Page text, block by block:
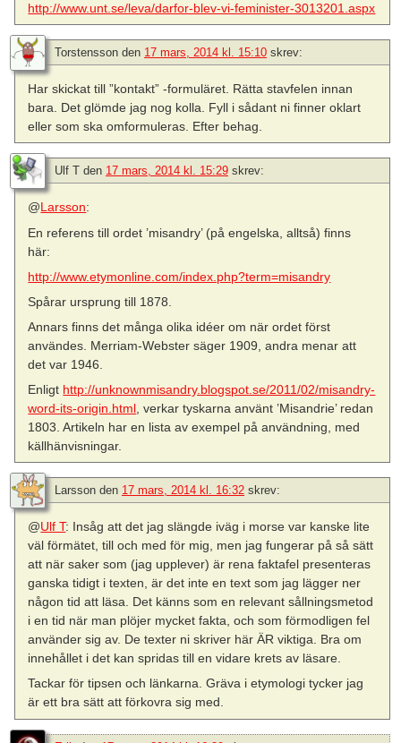
http://www.unt.se/leva/darfor-blev-vi-feminister-3013201.aspx
Torstensson den 17 mars, 2014 kl. 15:10 skrev:
Har skickat till ”kontakt” -formuläret. Rätta stavfelen innan
bara. Det glömde jag nog kolla. Fyll i sådant ni finner oklart
eller som ska omformuleras. Efter behag.
Ulf T den 17 mars, 2014 kl. 15:29 skrev:
@Larsson:
En referens till ordet ’misandry’ (på engelska, alltså) finns
här:
http://www.etymonline.com/index.php?term=misandry
Spårar ursprung till 1878.
Annars finns det många olika idéer om när ordet först
användes. Merriam-Webster säger 1909, andra menar att
det var 1946.
Enligt http://unknownmisandry.blogspot.se/2011/02/misandry-
word-its-origin.html , verkar tyskarna använt ’Misandrie’ redan
1803. Artikeln har en lista av exempel på användning, med
källhänvisningar.
Larsson den 17 mars, 2014 kl. 16:32 skrev:
@Ulf T: Insåg att det jag slängde iväg i morse var kanske lite
väl förmätet, till och med för mig, men jag fungerar på så sätt
att när saker som (jag upplever) är rena faktafel presenteras
ganska tidigt i texten, är det inte en text som jag lägger ner
någon tid att läsa. Det känns som en relevant sållningsmetod
i en tid när man plöjer mycket fakta, och som förmodligen fel
använder sig av. De texter ni skriver här ÄR viktiga. Bra om
innehållet i det kan spridas till en vidare krets av läsare.
Tackar för tipsen och länkarna. Gräva i etymologi tycker jag
är ett bra sätt att förkovra sig med.